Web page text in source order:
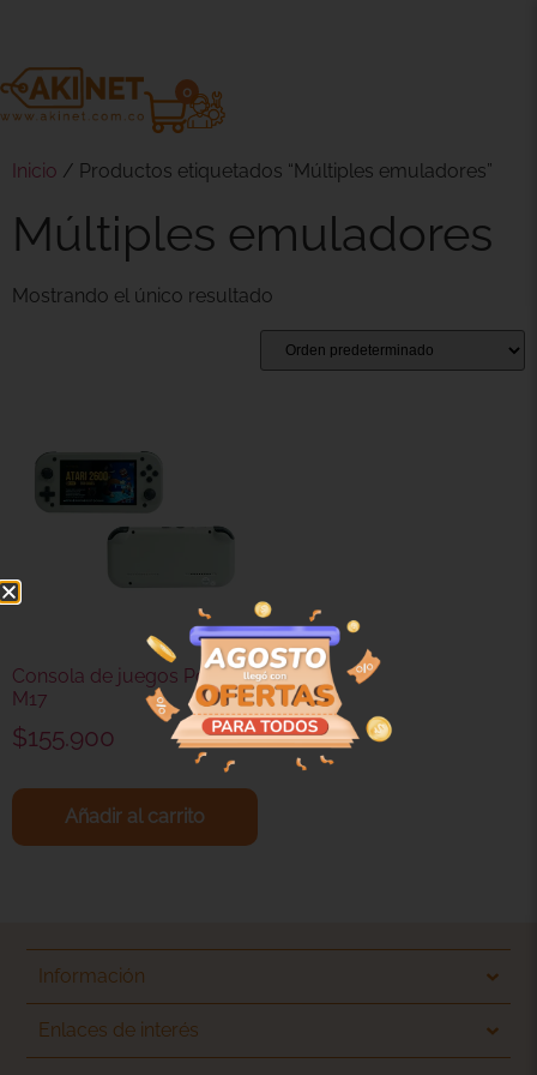
0
Inicio / Productos etiquetados “Múltiples emuladores”
Múltiples emuladores
Mostrando el único resultado
Consola de juegos Portátil
M17
$155.900
Añadir al carrito
Información
Enlaces de interés